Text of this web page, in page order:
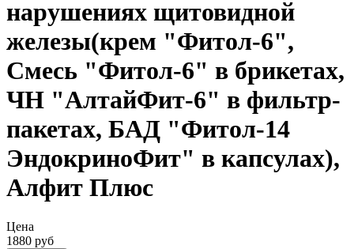
нарушениях щитовидной
железы(крем "Фитол-6",
Смесь "Фитол-6" в брикетах,
ЧН "АлтайФит-6" в фильтр-
пакетах, БАД "Фитол-14
ЭндокриноФит" в капсулах),
Алфит Плюс
Цена
1880 руб